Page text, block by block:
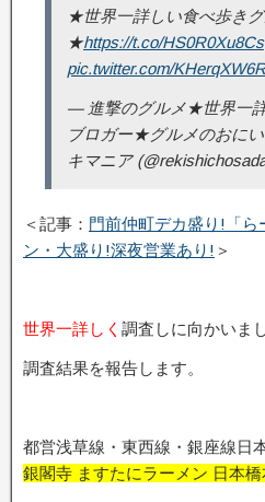
★世界一詳しい食べ歩き
★https://t.co/HS0R0Xu8Cs
pic.twitter.com/
— 進撃のグルメ★世界一
ブロガー★グルメのおに
キマニア
＜記事： 門前仲町デカ盛り!「ら
ン・大盛り!深夜営業あり! ＞
世界一詳しく 調査しに向かいま
調査結果を報告します。
都営浅草線・東西線・銀座線日
銀閣寺 ますたにラーメン 日本